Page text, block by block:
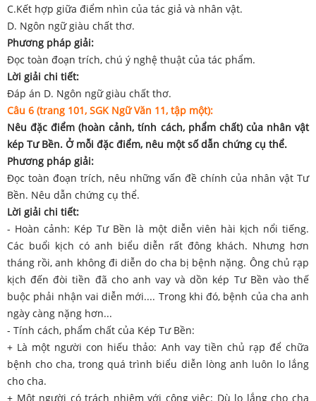
C.Kết hợp giữa điểm nhìn của tác giả và nhân vật.
D. Ngôn ngữ giàu chất thơ.
Phương pháp giải:
Đọc toàn đoạn trích, chú ý nghệ thuật của tác phẩm.
Lời giải chi tiết:
Đáp án D. Ngôn ngữ giàu chất thơ.
Câu 6 (trang 101, SGK Ngữ Văn 11, tập một):
Nêu đặc điểm (hoàn cảnh, tính cách, phẩm chất) của nhân vật
kép Tư Bền. Ở mỗi đặc điểm, nêu một số dẫn chứng cụ thể.
Phương pháp giải:
Đọc toàn đoạn trích, nêu những vấn đề chính của nhân vật Tư
Bền. Nêu dẫn chứng cụ thể.
Lời giải chi tiết:
- Hoàn cảnh: Kép Tư Bền là một diễn viên hài kịch nổi tiếng.
Các buổi kịch có anh biểu diễn rất đông khách. Nhưng hơn
tháng rồi, anh không đi diễn do cha bị bệnh nặng. Ông chủ rạp
kịch đến đòi tiền đã cho anh vay và dồn kép Tư Bền vào thế
buộc phải nhận vai diễn mới.... Trong khi đó, bệnh của cha anh
ngày càng nặng hơn...
- Tính cách, phẩm chất của Kép Tư Bền:
+ Là một người con hiếu thảo: Anh vay tiền chủ rạp để chữa
bệnh cho cha, trong quá trình biểu diễn lòng anh luôn lo lắng
cho cha.
+ Một người có trách nhiệm với công việc: Dù lo lắng cho cha